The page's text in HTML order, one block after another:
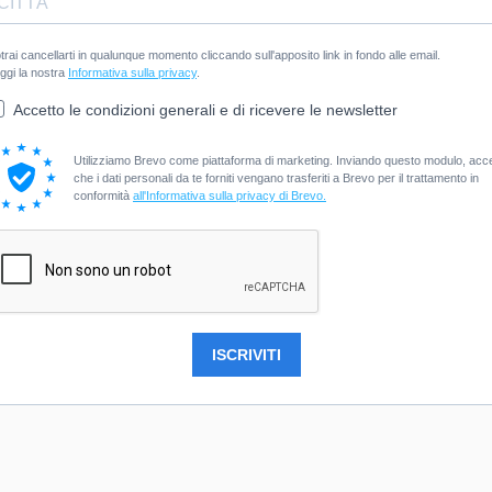
cancellarti in qualunque momento cliccando sull'apposito link in fondo alle email.
la nostra Informativa sulla privacy.
Accetto le condizioni generali e di ricevere le newsletter
Utilizziamo Brevo come piattaforma di marketing. Inviando questo modulo,
che i dati personali da te forniti vengano trasferiti a Brevo per il trattamento in
conformità all'Informativa sulla privacy di Brevo.
ISCRIVITI